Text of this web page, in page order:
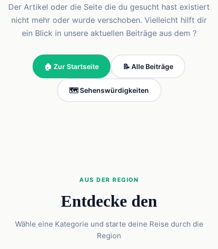
Der Artikel oder die Seite die du gesucht hast existiert
nicht mehr oder wurde verschoben. Vielleicht hilft dir
ein Blick in unsere aktuellen Beiträge aus dem ?
🏠 Zur Startseite 📝 Alle Beiträge
🗺️ Sehenswürdigkeiten
AUS DER REGION
Entdecke den
Wähle eine Kategorie und starte deine Reise durch die
Region